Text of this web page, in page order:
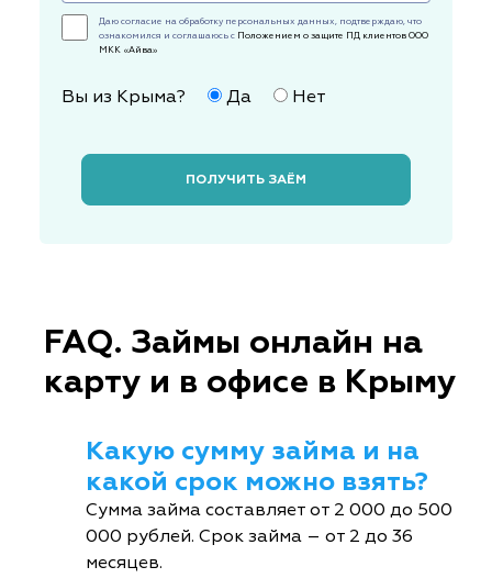
Даю согласие на обработку персональных данных, подтверждаю, что
ознакомился и соглашаюсь с Положением о защите ПД клиентов ООО
МКК «Айва»
Вы из Крыма? Да Нет
ПОЛУЧИТЬ ЗАЁМ
FAQ. Займы онлайн на
карту и в офисе в Крыму
Какую сумму займа и на
какой срок можно взять?
Сумма займа составляет от 2 000 до 500
000 рублей. Срок займа – от 2 до 36
месяцев.